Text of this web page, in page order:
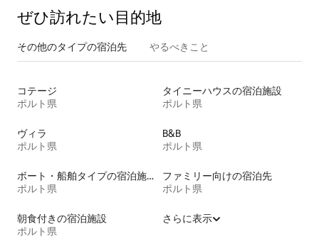
ぜひ訪⁠れ⁠た⁠い目⁠的⁠地
その他のタ⁠イ⁠プ⁠の宿⁠泊⁠先 やるべきこと
コテージ
ポルト県
タイニーハウスの宿泊施設
ポルト県
ヴィラ
ポルト県
B&B
ポルト県
ボート・船舶タイプの宿泊施設
ポルト県
ファミリー向けの宿泊先
ポルト県
朝食付きの宿泊施設
ポルト県
さらに表示